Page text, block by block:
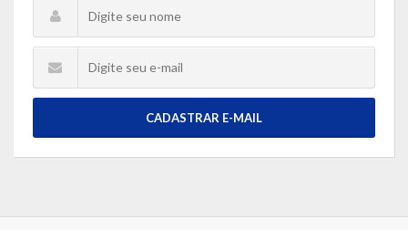
CADASTRAR E-MAIL